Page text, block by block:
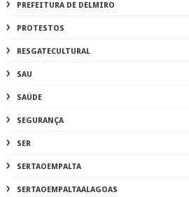
PREFEITURA DE DELMIRO
PROTESTOS
RESGATECULTURAL
SAU
SAÚDE
SEGURANÇA
SER
SERTAOEMPALTA
SERTAOEMPALTAALAGOAS